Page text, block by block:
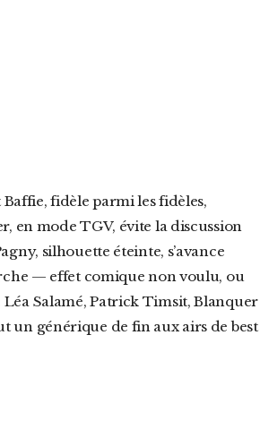
en mode TGV, évite la discussion
silhouette éteinte, s’avance
— effet comique non voulu, ou
Léa Salamé, Patrick Timsit, Blanquer
un générique de fin aux airs de best